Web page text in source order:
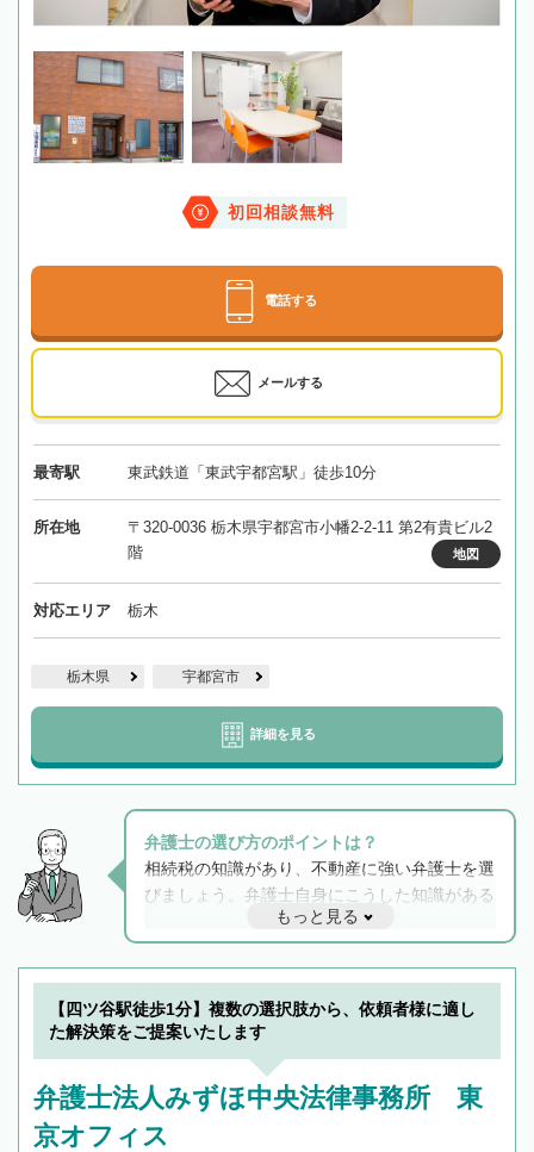
初回相談無料
電話する
メールする
最寄駅 東武鉄道「東武宇都宮駅」徒歩10分
所在地
〒320-0036 栃木県宇都宮市小幡2-2-11 第2有貴ビル2
階
地図
対応エリア 栃木
栃木県 宇都宮市
詳細を見る
弁護士の選び方のポイントは？
相続税の知識があり、不動産に強い弁護士を選
びましょう。弁護士自身にこうした知識がある
と他士業との連携もスムーズに進み、トラブル
解決のみならず相続をトータルで任せることが
できます。また、相続は感情がからむ分野なの
でフィーリングも重要です。実際に電話や面談
で複数の弁護士と会話をしてウマが合う方に依
もっと見る
【四ツ谷駅徒歩1分】複数の選択肢から、依頼者様に適し
た解決策をご提案いたします
弁護士法人みずほ中央法律事務所 東
京オフィス